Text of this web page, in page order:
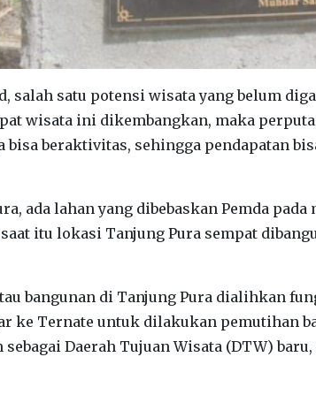
salah satu potensi wisata yang belum
wisata ini dikembangkan, maka
bisa beraktivitas, sehingga pendapatan
ada lahan yang dibebaskan Pemda
itu lokasi Tanjung Pura sempat
bangunan di Tanjung Pura dialihkan
ke Ternate untuk dilakukan pemutihan
Daerah Tujuan Wisata (DTW) baru,